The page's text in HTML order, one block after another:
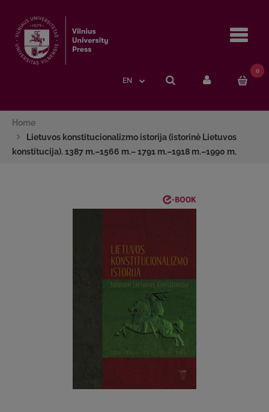
EN
0
Home
Lietuvos konstitucionalizmo istorija (istorinė Lietuvos
konstitucija). 1387 m.–1566 m.– 1791 m.–1918 m.–1990 m.